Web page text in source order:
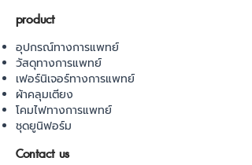
product
อุปกรณ์ทางการแพทย์
วัสดุทางการแพทย์
เฟอร์นิเจอร์ทางการแพทย์
ผ้าคลุมเตียง
โคมไฟทางการแพทย์
ชุดยูนิฟอร์ม
Contact us